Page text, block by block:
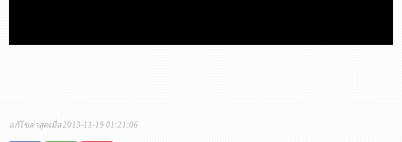
แก้ไขล่าสุดเมื่อ 2013-11-19 01:21:06